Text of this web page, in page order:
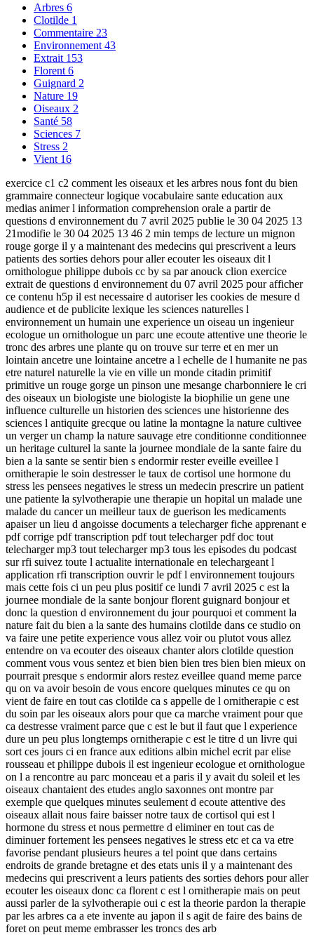
Arbres 6
Clotilde 1
Commentaire 23
Environnement 43
Extrait 153
Florent 6
Guignard 2
Nature 19
Oiseaux 2
Santé 58
Sciences 7
Stress 2
Vient 16
exercice c1 c2 comment les oiseaux et les arbres nous font du bien
grammaire connecteur logique vocabulaire sante education aux
medias animer l information comprehension orale a partir de
questions d environnement du 7 avril 2025 publie le 30 04 2025 13
21modifie le 30 04 2025 13 46 2 min temps de lecture un mignon
rouge gorge il y a maintenant des medecins qui prescrivent a leurs
patients des sorties dehors pour aller ecouter les oiseaux dit l
ornithologue philippe dubois cc by sa par anouck clion exercice
extrait de questions d environnement du 07 avril 2025 pour afficher
ce contenu h5p il est necessaire d autoriser les cookies de mesure d
audience et de publicite lexique les sciences naturelles l
environnement un humain une experience un oiseau un ingenieur
ecologue un ornithologue un parc une ecoute attentive une theorie le
tronc des arbres une plante qu on trouve sur terre et en mer un
lointain ancetre une lointaine ancetre a l echelle de l humanite ne pas
etre naturel naturelle la vie en ville un monde citadin primitif
primitive un rouge gorge un pinson une mesange charbonniere le cri
des oiseaux un biologiste une biologiste la biophilie un gene une
influence culturelle un historien des sciences une historienne des
sciences l antiquite grecque ou latine la montagne la nature cultivee
un verger un champ la nature sauvage etre conditionne conditionnee
un heritage culturel la sante la journee mondiale de la sante faire du
bien a la sante se sentir bien s endormir rester eveille eveillee l
ornitherapie le soin destresser le taux de cortisol une hormone du
stress les pensees negatives le stress un medecin prescrire un patient
une patiente la sylvotherapie une therapie un hopital un malade une
malade du cancer un meilleur taux de guerison les medicaments
apaiser un lieu d angoisse documents a telecharger fiche apprenant e
pdf corrige pdf transcription pdf tout telecharger pdf doc tout
telecharger mp3 tout telecharger mp3 tous les episodes du podcast
sur rfi suivez toute l actualite internationale en telechargeant l
application rfi transcription ouvrir le pdf l environnement toujours
mais cette fois ci un peu plus positif ce lundi 7 avril 2025 c est la
journee mondiale de la sante bonjour florent guignard bonjour et
donc la question d environnement du jour pourquoi et comment la
nature fait du bien a la sante des humains clotilde dans ce studio on
va faire une petite experience vous allez voir ou plutot vous allez
entendre on va ecouter des oiseaux chanter alors clotilde question
comment vous vous sentez et bien bien bien tres bien bien mieux on
pourrait presque s endormir alors restez eveillee quand meme parce
qu on va avoir besoin de vous encore quelques minutes ce qu on
vient de faire en tout cas clotilde ca s appelle de l ornitherapie c est
du soin par les oiseaux alors pour que ca marche vraiment pour que
ca destresse vraiment parce que c est le but il faut que l experience
dure un peu plus longtemps ornitherapie c est le titre d un livre qui
sort ces jours ci en france aux editions albin michel ecrit par elise
rousseau et philippe dubois il est ingenieur ecologue et ornithologue
on l a rencontre au parc monceau et a paris il y avait du soleil et les
oiseaux chantaient des etudes anglo saxonnes ont montre par
exemple que quelques minutes seulement d ecoute attentive des
oiseaux allait nous faire baisser notre taux de cortisol qui est l
hormone du stress et nous permettre d eliminer en tout cas de
diminuer fortement les pensees negatives le stress etc et ca va etre
favorise pendant plusieurs heures a tel point que dans certains
endroits de grande bretagne et des etats unis il y a maintenant des
medecins qui prescrivent a leurs patients des sorties dehors pour aller
ecouter les oiseaux donc ca florent c est l ornitherapie mais on peut
aussi parler de la sylvotherapie oui c est la theorie pardon la therapie
par les arbres ca a ete invente au japon il s agit de faire des bains de
foret on peut meme embrasser les troncs des arb